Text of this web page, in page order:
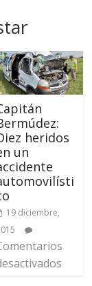
heridos
un
19 diciembre,